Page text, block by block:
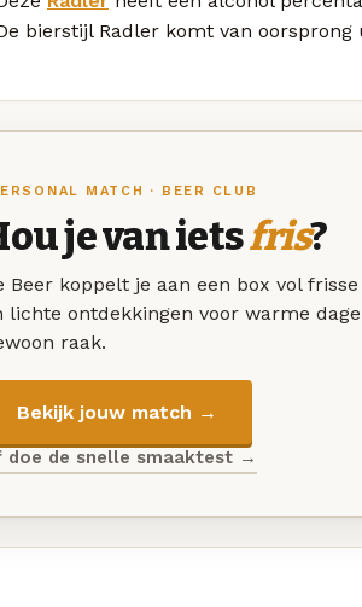
bierstijl Radler komt van oorsprong
MATCH · BEER CLUB
je van ietsfris?
Beer koppelt je aan een box vol
lichte ontdekkingen voor warme
raak.
Bekijk jouw match →
doe de snelle smaaktest →